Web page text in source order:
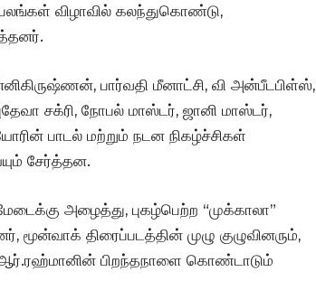
விழாவில் கலந்துகொண்டு,
பார்வதி மீனாட்சி, வி அன்பீடபிள்ஸ்,
சக்ரி, நோபல் மாஸ்டர், ஜானி மாஸ்டர்,
பாடல் மற்றும் நடன நிகழ்ச்சிகள்
சேர்த்தன.
அழைத்து, புகழ்பெற்ற “முக்காலா”
திரைப்படத்தின் முழு குழுவினரும்,
பிறந்தநாளை கொண்டாடும்